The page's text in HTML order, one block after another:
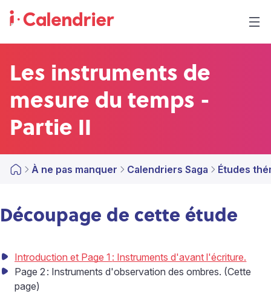
Les instruments de
mesure du temps -
Partie II
À ne pas manquer Calendriers Saga Études
Découpage de cette étude
Introduction et Page 1 : Instruments d'avant l'écriture.
Page 2 : Instruments d'observation des ombres. (Cette
page)